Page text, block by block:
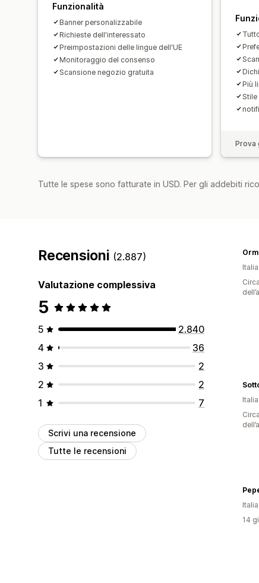
Funzionalità
Banner personalizzabile
Richieste dell'interessato
Preimpostazioni delle lingue dell'UE
Monitoraggio del consenso
Scansione negozio gratuita
Più
Stile
Prova
Tutte le spese sono fatturate in USD. Per gli addebiti
Recensioni (2.887)
Valutazione complessiva
5
5
2.840
4
36
3
2
2
2
1
7
Scrivi una recensione
Tutte le recensioni
Italia
Italia
Italia
14